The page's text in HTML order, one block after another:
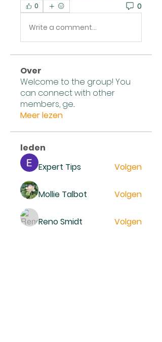
0 0
Write a comment...
Over
Welcome to the group! You
can connect with other
members, ge...
Meer lezen
leden
Expert Tips
Volgen
Mollie Talbot Volgen
Reno Smidt Volgen